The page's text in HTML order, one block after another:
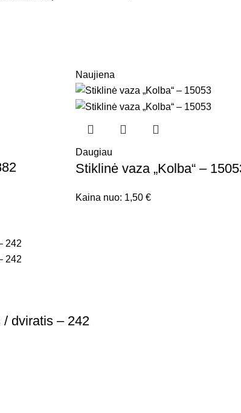
Naujiena
Daugiau
Stiklinė vaza „Kolba“ –
Kaina nuo: 1,50 €
dviratis – 242